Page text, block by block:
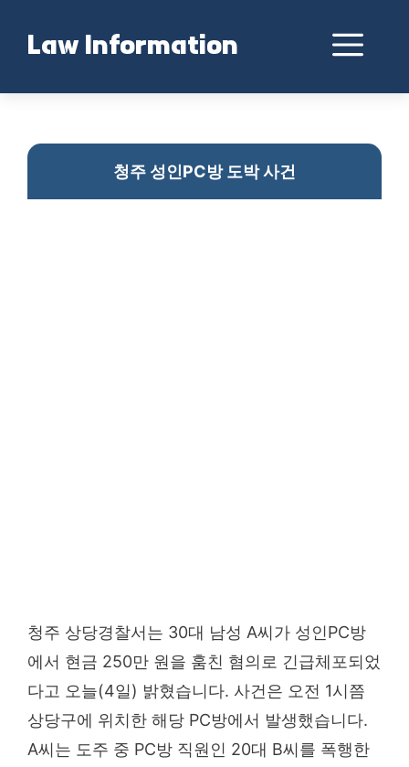
contentLaw Information
청주 성인PC방 도박 사건
청주 상당경찰서는 30대 남성 A씨가 성인PC방
에서 현금 250만 원을 훔친 혐의로 긴급체포되었
다고 오늘(4일) 밝혔습니다. 사건은 오전 1시쯤
상당구에 위치한 해당 PC방에서 발생했습니다.
A씨는 도주 중 PC방 직원인 20대 B씨를 폭행한